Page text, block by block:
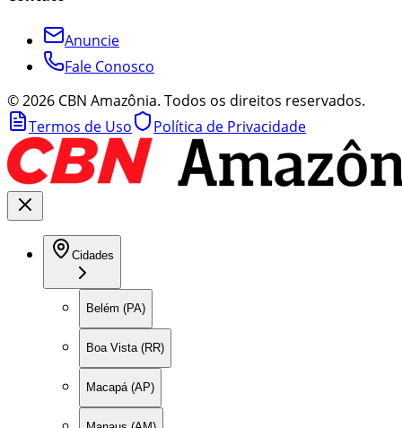
Anuncie
Fale Conosco
©2026 CBN Amazônia. Todos os direitos reservados.
Termos de Uso
Política de Privacidade
Cidades
Belém (PA)
Boa Vista (RR)
Macapá (AP)